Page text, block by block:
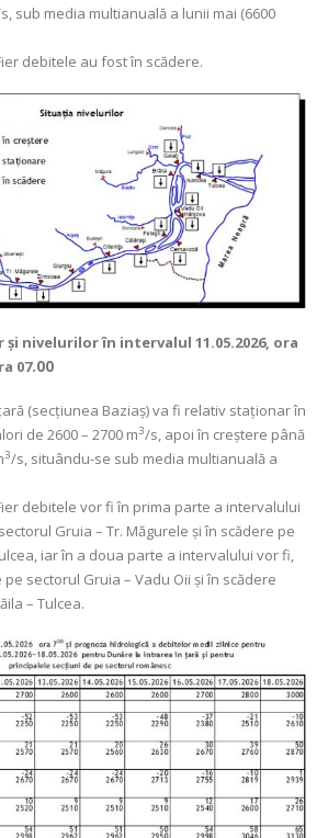
sub media multianuală a lunii mai (6600
debitele au fost în scădere.
şi nivelurilorîn intervalul 11.05.2026, ora
07.00
(secţiunea Baziaş) va fi relativ staționar în
de 2600 – 2700 m3/s, apoi în creștere până
3/s, situându-se sub media multianuală a
debitele vor fi în prima parte a intervalului
Gruia – Tr. Măgurele și în scădere pe
iar în a doua parte a intervalului vor fi,
sectorul Gruia – Vadu Oii și în scădere
– Tulcea.